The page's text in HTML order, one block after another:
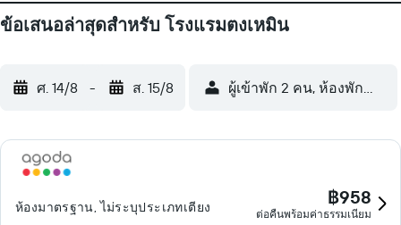
ข้อเสนอล่าสุดสำหรับ โรงแรมตงเหมิน
ศ. 14/8 - ส. 15/8 ผู้เข้าพัก 2 คน, ห้องพัก 1 ห้อง
ห้องมาตรฐาน, ไม่ระบุประเภทเตียง ฿958
ต่อคืนพร้อมค่าธรรมเนียม